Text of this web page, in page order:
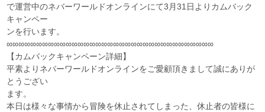
で運営中のネバーワールドオンラインにて3月31日よりカムバック
キャンペー
ンを行います。
∞∞∞∞∞∞∞∞∞∞∞∞∞∞∞∞∞∞∞∞∞∞∞∞∞∞∞∞∞∞∞∞∞∞∞
【カムバックキャンペーン詳細】
平素よりネバーワールドオンラインをご愛顧頂きまして誠にありが
とうござい
ます。
本日は様々な事情から冒険を休止されてしまった、休止者の皆様に